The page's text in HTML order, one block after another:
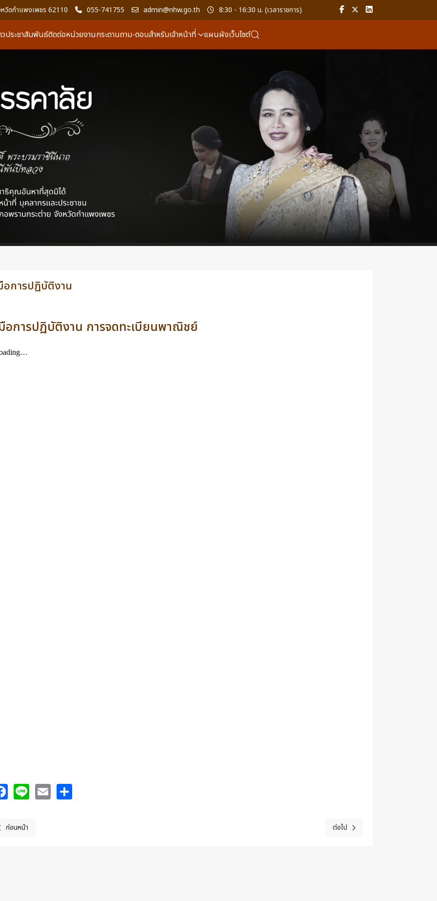
วัดกำแพงเพชร 62110 055-741755 admin@nhw.go.th 8:30 - 16:30 น. (เวลาราชการ)
วประชาสัมพันธ์ติดต่อหน่วยงานกระดานถาม-ตอบสำหรับเจ้าหน้าที่ แผนผังเว็บไซต์
การปฏิบัติงาน
อการปฏิบัติงาน การจดทะเบียนพาณิชย์
Facebook
LineEmail
อหาก่อนหน้า: คู่มือการปฏิบัติงาน งานการช่วยเหลือเหตุสาธารณภัย กรณีฉุกเฉิน
ก่อนหน้า เนื้อหาถัดไป: คู่มือการปฏิบัติงาน งานธุ
ต่อไป